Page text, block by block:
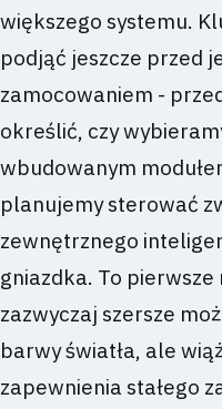
większego systemu.
podjąć jeszcze przed
zamocowaniem -
określić, czy
wbudowanym
planujemy sterować
zewnętrznego
gniazdka. To
zazwyczaj szersze
barwy światła, ale
zapewnienia stałego